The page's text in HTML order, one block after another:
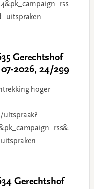
Gerechtshof
2026, 24/299
hoger
uitspraak?
Gerechtshof